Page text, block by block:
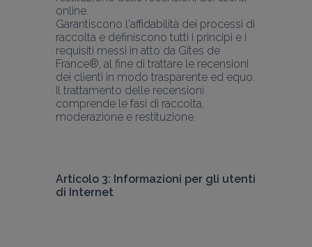
online.
Garantiscono l'affidabilità dei processi di
raccolta e definiscono tutti i principi e i
requisiti messi in atto da Gîtes de
France®, al fine di trattare le recensioni
dei clienti in modo trasparente ed equo.
Il trattamento delle recensioni
comprende le fasi di raccolta,
moderazione e restituzione.
Articolo 3: Informazioni per gli utenti
di Internet